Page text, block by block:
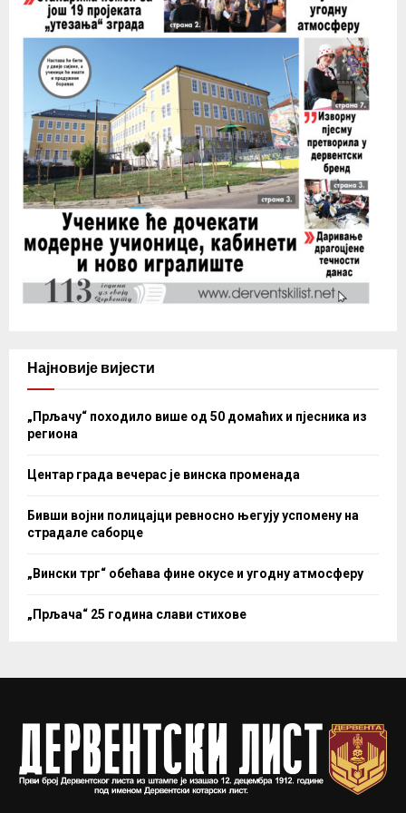
Најновије вијести
„Прљачу“ походило више од 50 домаћих и пјесника из
региона
Центар града вечерас је винска променада
Бивши војни полицајци ревносно његују успомену на
страдале саборце
„Вински трг“ обећава фине окусе и угодну атмосферу
„Прљача“ 25 година слави стихове